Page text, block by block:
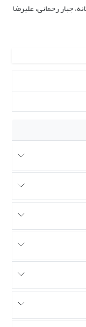
جبار رحمانی، علیرضا